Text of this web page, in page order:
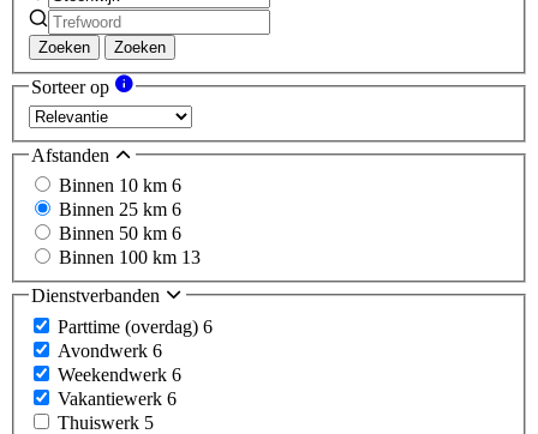
Zoeken Zoeken
Sorteer op
Afstanden
Binnen 10 km 6
Binnen 25 km 6
Binnen 50 km 6
Binnen 100 km 13
Dienstverbanden
Parttime (overdag) 6
Avondwerk 6
Weekendwerk 6
Vakantiewerk 6
Thuiswerk 5